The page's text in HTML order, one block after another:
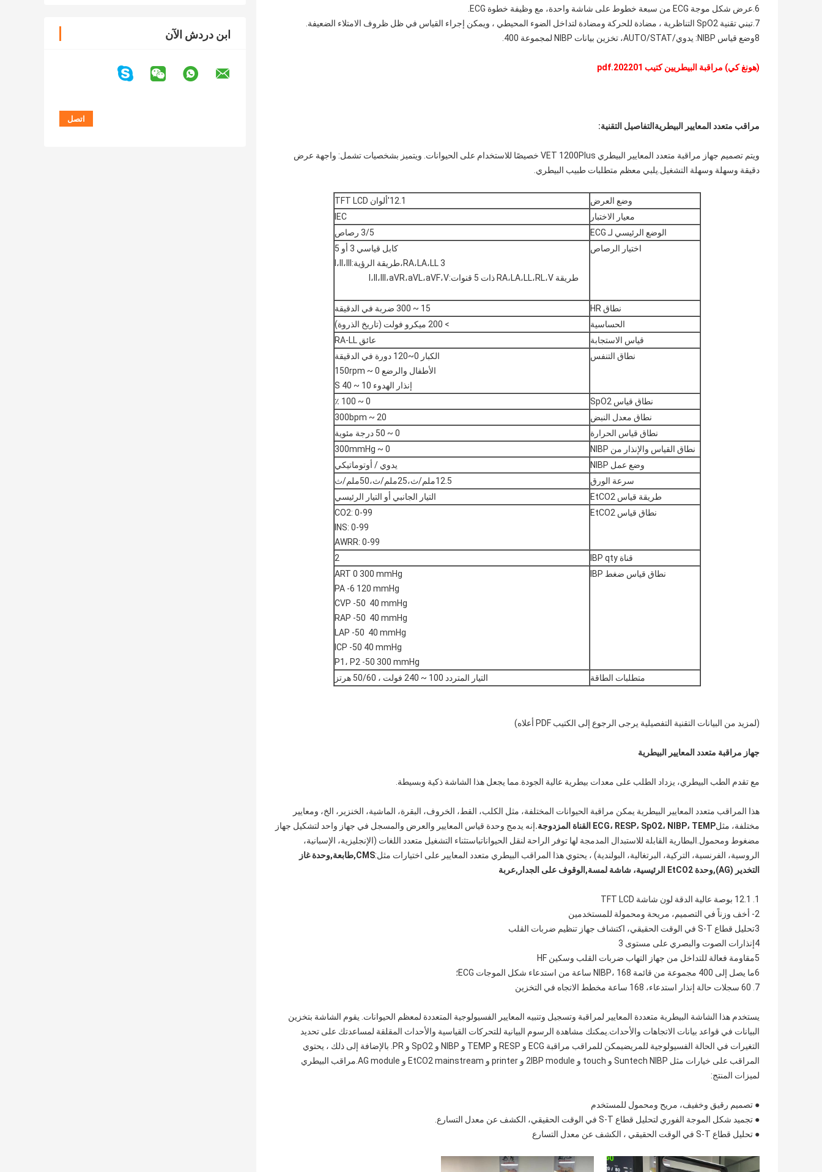
ابن دردش الآن
6.عرض شكل موجة ECG من سبعة خطوط على شاشة واحدة، مع وظيفة خطوة ECG.
7.تبني تقنية SpO2 التناظرية ، مضادة للحركة ومضادة لتداخل الضوء المحيطي ، ويمكن إجراء القياس في ظل ظروف الامتلاء الضعيفة.
8وضع قياس NIBP: يدوي/AUTO/STAT، تخزين بيانات NIBP لمجموعة 400.
(هونغ كي) مراقبة البيطريين كتيب 202201.pdf
مراقب متعدد المعايير البيطرية التفاصيل التقنية:
ويتم تصميم جهاز مراقبة متعدد المعايير البيطري VET 1200Plus خصيصًا للاستخدام على الحيوانات. ويتميز بشخصيات تشمل: واجهة عرض
دقيقة وسهلة وسهلة التشغيل.يلبي معظم متطلبات طبيب البيطري.
وضع العرض
12.1'ألوان TFT LCD
معيار الاختبار
IEC
الوضع الرئيسي لـ ECG
3/5 رصاص
اختيار الرصاص
كابل قياسي 3 أو 5
3 RA،LA،LL،طريقة الرؤية:I،II،III
طريقة RA،LA،LL،RL،V ذات 5 قنوات:I،II،III،aVR،aVL،aVF،V
نطاق HR
15 ~ 300 ضربة في الدقيقة
الحساسية
> 200 ميكرو فولت (تاريخ الذروة)
قياس الاستجابة
عائق RA-LL
نطاق التنفس
الكبار 0~120 دورة في الدقيقة
الأطفال والرضع 0 ~ 150rpm
إنذار الهدوء 10 ~ 40 S
نطاق قياس SpO2
0 ~ 100 ٪
نطاق معدل النبض
20 ~ 300bpm
نطاق قياس الحرارة
0 ~ 50 درجة مئوية
نطاق القياس والإنذار من NIBP
0 ~ 300mmHg
وضع عمل NIBP
يدوي / أوتوماتيكي
سرعة الورق
12.5ملم/ث،25ملم/ث،50ملم/ث
طريقة قياس EtCO2
التيار الجانبي أو التيار الرئيسي
نطاق قياس EtCO2
CO2: 0-99
INS: 0-99
AWRR: 0-99
قناة IBP qty
2
نطاق قياس ضغط IBP
ART 0 300 mmHg
PA -6 120 mmHg
CVP -50 ️ 40 mmHg
RAP -50 ️ 40 mmHg
LAP -50 ️ 40 mmHg
ICP -50 40 mmHg
P1، P2 -50 300 mmHg
متطلبات الطاقة
التيار المتردد 100 ~ 240 فولت ، 50/60 هرتز
(لمزيد من البيانات التقنية التفصيلية يرجى الرجوع إلى الكتيب PDF أعلاه)
جهاز مراقبة متعدد المعايير البيطرية
مع تقدم الطب البيطري، يزداد الطلب على معدات بيطرية عالية الجودة.مما يجعل هذا الشاشة ذكية وبسيطة.
هذا المراقب متعدد المعايير البيطرية يمكن مراقبة الحيوانات المختلفة، مثل الكلب، القط، الخروف، البقرة، الماشية، الخنزير، الخ، ومعايير
مختلفة، مثلECG، RESP، SpO2، NIBP، TEMP القناة المزدوجة.
إنه يدمج وحدة قياس المعايير والعرض والمسجل في جهاز واحد لتشكيل جهاز
مضغوط ومحمول.البطارية القابلة للاستبدال المدمجة لها توفر الراحة لنقل الحيواناتباستثناء التشغيل متعدد اللغات (الإنجليزية، الإسبانية،
الروسية، الفرنسية، التركية، البرتغالية، البولندية) ، يحتوي هذا المراقب البيطري متعدد المعايير على اختيارات مثل:CMS
,طابعة,وحدة غاز
التخدير (AG)
,وحدة EtCO2 الرئيسية، شاشة لمسة , الوقوف على الجدار ,عربة
1. 12.1 بوصة عالية الدقة لون شاشة TFT LCD
2- أخف وزناً في التصميم، مريحة ومحمولة للمستخدمين
3تحليل قطاع S-T في الوقت الحقيقي، اكتشاف جهاز تنظيم ضربات القلب
4إنذارات الصوت والبصري على مستوى 3
5مقاومة فعالة للتداخل من جهاز التهاب ضربات القلب وسكين HF
6ما يصل إلى 400 مجموعة من قائمة NIBP، 168 ساعة من استدعاء شكل الموجات ECG؛
7. 60 سجلات حالة إنذار استدعاء، 168 ساعة مخطط الاتجاه في التخزين
يستخدم هذا الشاشة البيطرية متعددة المعايير لمراقبة وتسجيل وتنبيه المعايير الفسيولوجية المتعددة لمعظم الحيوانات. يقوم الشاشة بتخزين
البيانات في قواعد بيانات الاتجاهات والأحداث.يمكنك مشاهدة الرسوم البيانية للتحركات القياسية والأحداث المقلقة لمساعدتك على تحديد
التغيرات في الحالة الفسيولوجية للمريضيمكن للمراقب مراقبة ECG و RESP و TEMP و NIBP و SpO2 و PR. بالإضافة إلى ذلك ، يحتوي
المراقب على خيارات مثل Suntech NIBP و touch و 2IBP module و printer و EtCO2 mainstream و AG module.مراقب البيطري
لميزات المنتج:
● تصميم رقيق وخفيف، مريح ومحمول للمستخدم
● تجميد شكل الموجة الفوري لتحليل قطاع S-T في الوقت الحقيقي، الكشف عن معدل التسارع.
● تحليل قطاع S-T في الوقت الحقيقي ، الكشف عن معدل التسارع